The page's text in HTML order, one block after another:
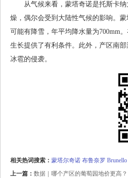
从气候来看，蒙塔奇诺是托斯卡纳
燥，偶尔会受到大陆性气候的影响。
可能有降雪，年平均降水量为700mm
生长提供了有利条件。此外，产区南
冰雹的侵袭。
相关热词搜索： 蒙塔尔奇诺 布鲁奈罗
上一篇： 数据｜哪个产区的葡萄园地价更高